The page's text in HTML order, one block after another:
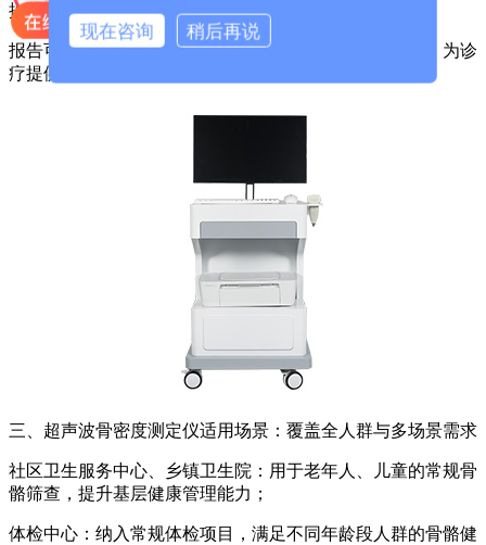
提升至 - 0.8，骨量改善”）。
报告可打印或同步至手机，方便用户留存、分享给医生，为诊
疗提供精准数据支撑，避免盲目调理。
三、 超声波骨密度测定仪适用场景：覆盖全人群与多场景需求
社区卫生服务中心、乡镇卫生院：用于老年人、儿童的常规骨
骼筛查，提升基层健康管理能力；
体检中心：纳入常规体检项目，满足不同年龄段人群的骨骼健
现在咨询 稍后再说